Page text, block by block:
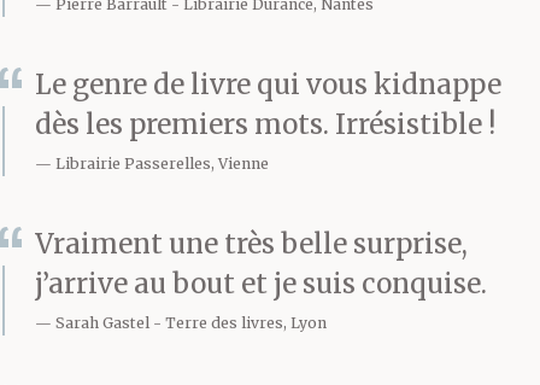
Pierre Barrault Librairie Durance, Nantes
Le genre de livre qui vous kidnappe
dès les premiers mots. Irrésistible !
Librairie Passerelles, Vienne
Vraiment une très belle surprise,
j’arrive au bout et je suis conquise.
Sarah Gastel Terre des livres, Lyon